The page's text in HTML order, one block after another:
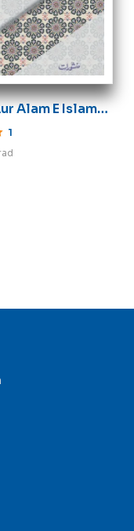
Alam E Islam
1